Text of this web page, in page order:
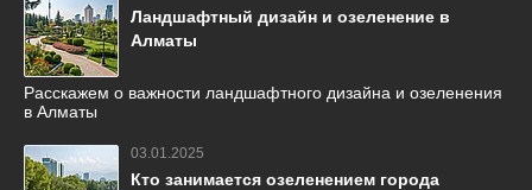
Ландшафтный дизайн и озеленение в
Алматы
Расскажем о важности ландшафтного дизайна и озеленения
в Алматы
03.01.2025
Кто занимается озеленением города